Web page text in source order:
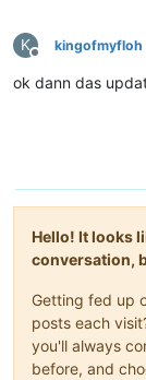
K
Offline
kingofmyfloh
ok dann das
Hello! It looks
conversation,
Getting fed up
posts each
you'll always
before, and